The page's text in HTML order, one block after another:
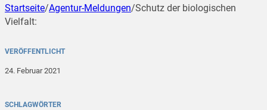
Startseite/Agentur-Meldungen/Schutz der biologischen
Vielfalt:
VERÖFFENTLICHT
24. Februar 2021
SCHLAGWÖRTER